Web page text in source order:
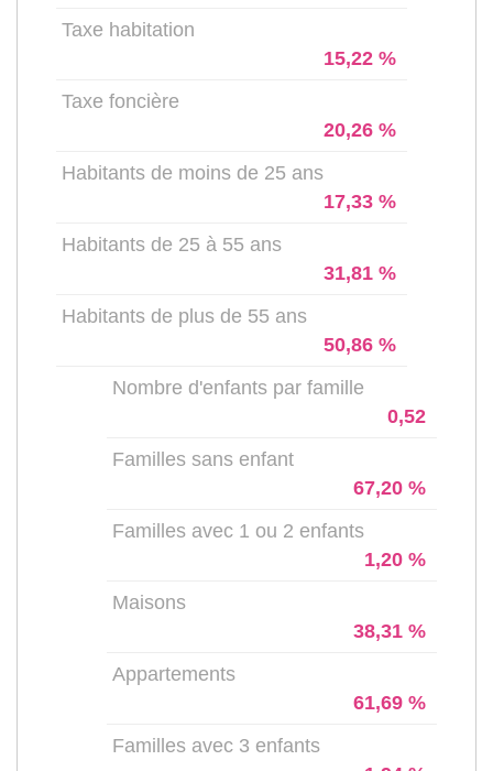
Taxe habitation
15,22 %
Taxe foncière
20,26 %
Habitants de moins de 25 ans
17,33 %
Habitants de 25 à 55 ans
31,81 %
Habitants de plus de 55 ans
50,86 %
Nombre d'enfants par famille
0,52
Familles sans enfant
67,20 %
Familles avec 1 ou 2 enfants
1,20 %
Maisons
38,31 %
Appartements
61,69 %
Familles avec 3 enfants